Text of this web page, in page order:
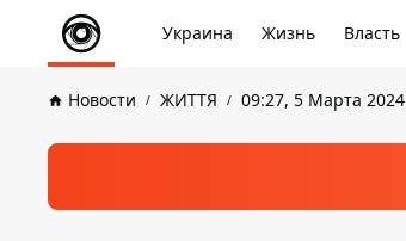
Украина Жизнь Власть
Новости ЖИТТЯ 09:27, 5 Марта 2024